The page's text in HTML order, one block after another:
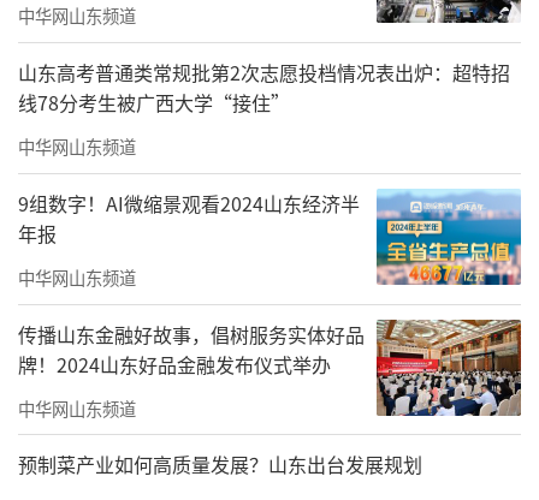
森林之眼展现自然奥妙
以动物自然行为融合杂技和舞台剧演出
展现人与自然和谐之美
中华网山东频道
山东高考普通类常规批第2次志愿投档情况表出炉：超特招
线78分考生被广西大学“接住”
中华网山东频道
9组数字！AI微缩景观看2024山东经济半
年报
中华网山东频道
传播山东金融好故事，倡树服务实体好品
牌！2024山东好品金融发布仪式举办
中华网山东频道
预制菜产业如何高质量发展？山东出台发展规划